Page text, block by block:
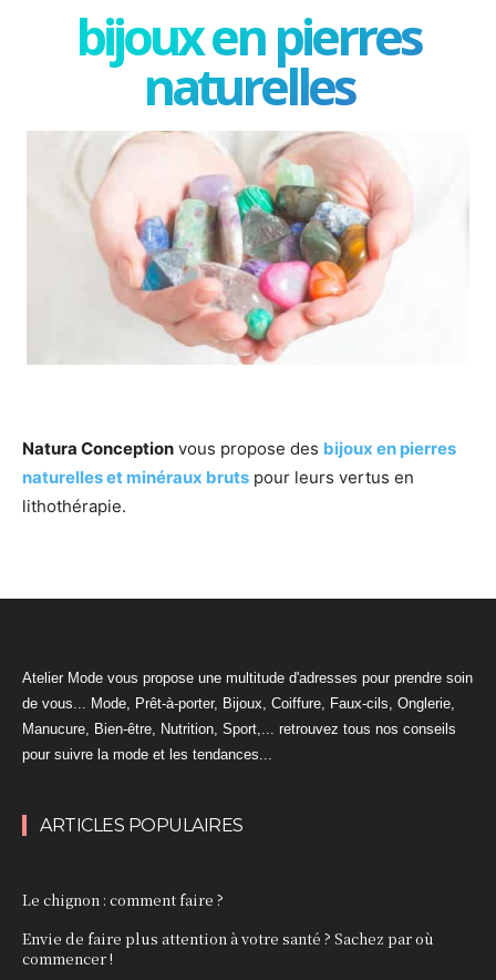
bijoux en pierres
naturelles
Natura Conception vous propose des bijoux en pierres
naturelles et minéraux bruts pour leurs vertus en
lithothérapie.
Atelier Mode vous propose une multitude d'adresses pour prendre soin
de vous... Mode, Prêt-à-porter, Bijoux, Coiffure, Faux-cils, Onglerie,
Manucure, Bien-être, Nutrition, Sport,... retrouvez tous nos conseils
pour suivre la mode et les tendances...
ARTICLES POPULAIRES
Le chignon : comment faire ?
Envie de faire plus attention à votre santé ? Sachez par où
commencer !